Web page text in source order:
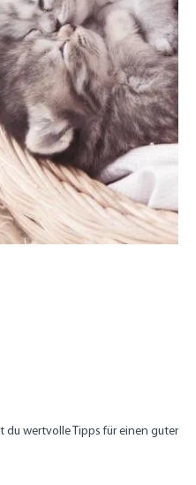
du wertvolle Tipps für einen guten